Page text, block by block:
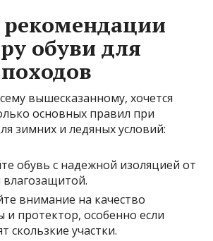
обуви для
вышесказанному, хочется
основных правил при
зимних и ледяных условий:
обувь с надежной изоляцией от
влагозащитой.
внимание на качество
протектор, особенно если
скользкие участки.